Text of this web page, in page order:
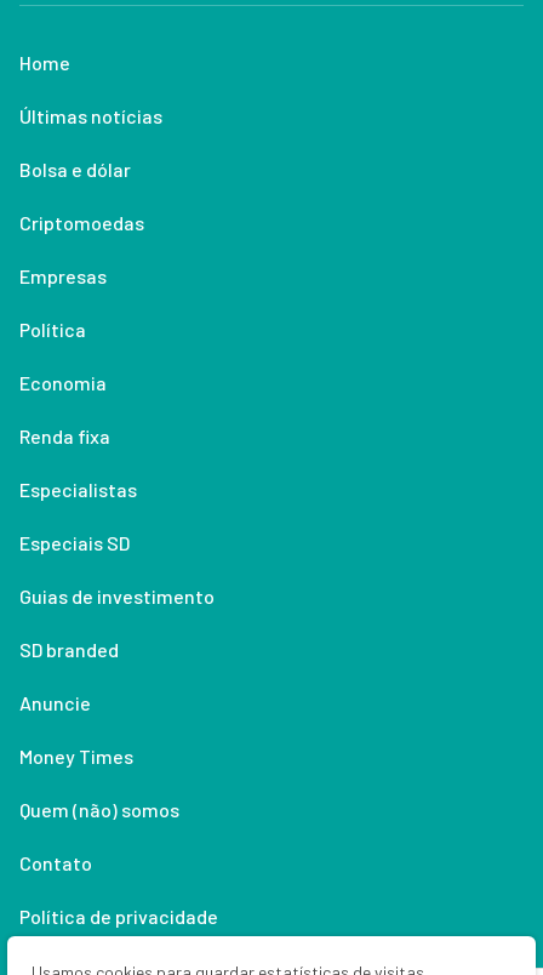
Home
Últimas notícias
Bolsa e dólar
Criptomoedas
Empresas
Política
Economia
Renda fixa
Especialistas
Especiais SD
Guias de investimento
SD branded
Anuncie
Money Times
Quem (não) somos
Contato
Política de privacidade
Lifestyle